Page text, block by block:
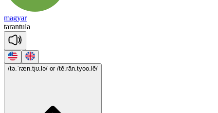
magyar
tarantula
/tə.ˈræn.tjʊ.lə/ or /tē.rān.tyoo.lē/